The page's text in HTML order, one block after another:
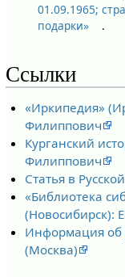
01.09.1965;
подарки»
.
Ссылки
«Иркипедия»
Филиппович
Курганский
Филиппович
Статья в
«Библиотека
(Новосибирск):
Информация об
(Москва)